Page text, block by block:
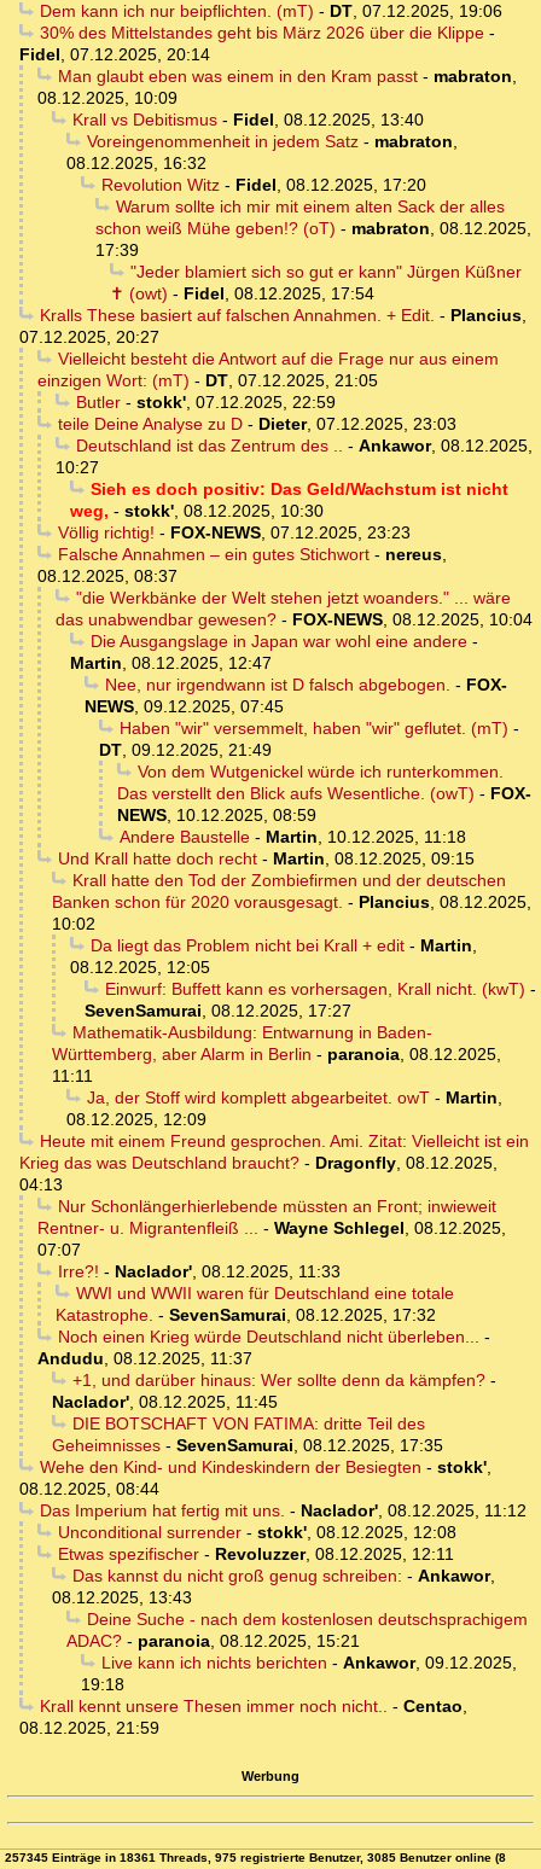
Dem kann ich nur beipflichten. (mT) - DT, 07.12.2025, 19:06
30% des Mittelstandes geht bis März 2026 über die Klippe-
Fidel, 07.12.2025, 20:14
Man glaubt eben was einem in den Kram passt- mabraton,
08.12.2025, 10:09
Krall vs Debitismus- Fidel, 08.12.2025, 13:40
Voreingenommenheit in jedem Satz- mabraton,
08.12.2025, 16:32
Revolution Witz- Fidel, 08.12.2025, 17:20
Warum sollte ich mir mit einem alten Sack der alles
schon weiß Mühe geben!? (oT) - mabraton, 08.12.2025,
17:39
"Jeder blamiert sich so gut er kann" Jürgen Küßner
✝ (owt) - Fidel, 08.12.2025, 17:54
Kralls These basiert auf falschen Annahmen. + Edit. - Plancius,
07.12.2025, 20:27
Vielleicht besteht die Antwort auf die Frage nur aus einem
einzigen Wort: (mT) - DT, 07.12.2025, 21:05
Butler- stokk', 07.12.2025, 22:59
teile Deine Analyse zu D- Dieter, 07.12.2025, 23:03
Deutschland ist das Zentrum des .. - Ankawor, 08.12.2025,
10:27
Sieh es doch positiv: Das Geld/Wachstum ist nicht
weg, - stokk', 08.12.2025, 10:30
Völlig richtig! - FOX-NEWS, 07.12.2025, 23:23
Falsche Annahmen – ein gutes Stichwort- nereus,
08.12.2025, 08:37
"die Werkbänke der Welt stehen jetzt woanders." ... wäre
das unabwendbar gewesen? - FOX-NEWS, 08.12.2025, 10:04
Die Ausgangslage in Japan war wohl eine andere-
Martin, 08.12.2025, 12:47
Nee, nur irgendwann ist D falsch abgebogen. - FOX-
NEWS, 09.12.2025, 07:45
Haben "wir" versemmelt, haben "wir" geflutet. (mT) -
DT, 09.12.2025, 21:49
Von dem Wutgenickel würde ich runterkommen.
Das verstellt den Blick aufs Wesentliche. (owT) - FOX-
NEWS, 10.12.2025, 08:59
Andere Baustelle- Martin, 10.12.2025, 11:18
Und Krall hatte doch recht- Martin, 08.12.2025, 09:15
Krall hatte den Tod der Zombiefirmen und der deutschen
Banken schon für 2020 vorausgesagt. - Plancius, 08.12.2025,
10:02
Da liegt das Problem nicht bei Krall + edit- Martin,
08.12.2025, 12:05
Einwurf: Buffett kann es vorhersagen, Krall nicht. (kwT) -
SevenSamurai, 08.12.2025, 17:27
Mathematik-Ausbildung: Entwarnung in Baden-
Württemberg, aber Alarm in Berlin - paranoia, 08.12.2025,
11:11
Ja, der Stoff wird komplett abgearbeitet. owT- Martin,
08.12.2025, 12:09
Heute mit einem Freund gesprochen. Ami. Zitat: Vielleicht ist ein
Krieg das was Deutschland braucht? - Dragonfly, 08.12.2025,
04:13
Nur Schonlängerhierlebende müssten an Front; inwieweit
Rentner- u. Migrantenfleiß ... - Wayne Schlegel, 08.12.2025,
07:07
Irre?! - Naclador', 08.12.2025, 11:33
WWI und WWII waren für Deutschland eine totale
Katastrophe. - SevenSamurai, 08.12.2025, 17:32
Noch einen Krieg würde Deutschland nicht überleben... -
Andudu, 08.12.2025, 11:37
+1, und darüber hinaus: Wer sollte denn da kämpfen?-
Naclador', 08.12.2025, 11:45
DIE BOTSCHAFT VON FATIMA: dritte Teil des
Geheimnisses - SevenSamurai, 08.12.2025, 17:35
Wehe den Kind- und Kindeskindern der Besiegten - stokk',
08.12.2025, 08:44
Das Imperium hat fertig mit uns. - Naclador', 08.12.2025, 11:12
Unconditional surrender- stokk', 08.12.2025, 12:08
Etwas spezifischer- Revoluzzer, 08.12.2025, 12:11
Das kannst du nicht groß genug schreiben: - Ankawor,
08.12.2025, 13:43
Deine Suche - nach dem kostenlosen deutschsprachigem
ADAC? - paranoia, 08.12.2025, 15:21
Live kann ich nichts berichten - Ankawor, 09.12.2025,
19:18
Krall kennt unsere Thesen immer noch nicht.. - Centao,
08.12.2025, 21:59
Werbung
257345 Einträge in 18361 Threads, 975 registrierte Benutzer, 3085 Benutzer online (8